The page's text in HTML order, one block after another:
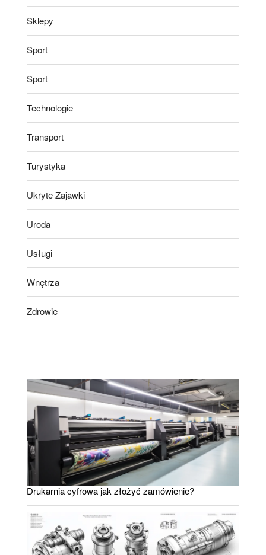
Sklepy
Sport
Sport
Technologie
Transport
Turystyka
Ukryte Zajawki
Uroda
Usługi
Wnętrza
Zdrowie
Drukarnia cyfrowa jak złożyć zamówienie?